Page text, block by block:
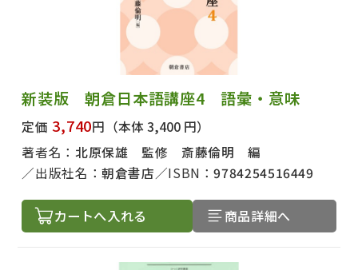
新装版 朝倉日本語講座4 語彙・意味
定価 3,740円 （本体 3,400 円）
著者名： 北原保雄 監修 斎藤倫明 編
出版社名：朝倉書店 ISBN：9784254516449
カートへ入れる 商品詳細へ